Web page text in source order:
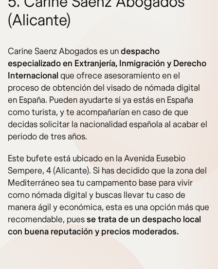
(Alicante)
Carine Saenz Abogados es undespacho
especializado en Extranjería, Inmigración y Derecho
Internacional que ofrece asesoramiento en el
proceso de obtención del visado de nómada digital
en España. Pueden ayudarte si ya estás en España
como turista, y te acompañarían en caso de que
decidas solicitar la nacionalidad española al acabar el
periodo de tres años.
Este bufete está ubicado en la Avenida Eusebio
Sempere, 4 (Alicante). Si has decidido que la zona del
Mediterráneo sea tu campamento base para vivir
como nómada digital y buscas llevar tu caso de
manera ágil y económica, esta es una opción más que
recomendable, puesse trata de un despacho local
con buena reputación y precios moderados.